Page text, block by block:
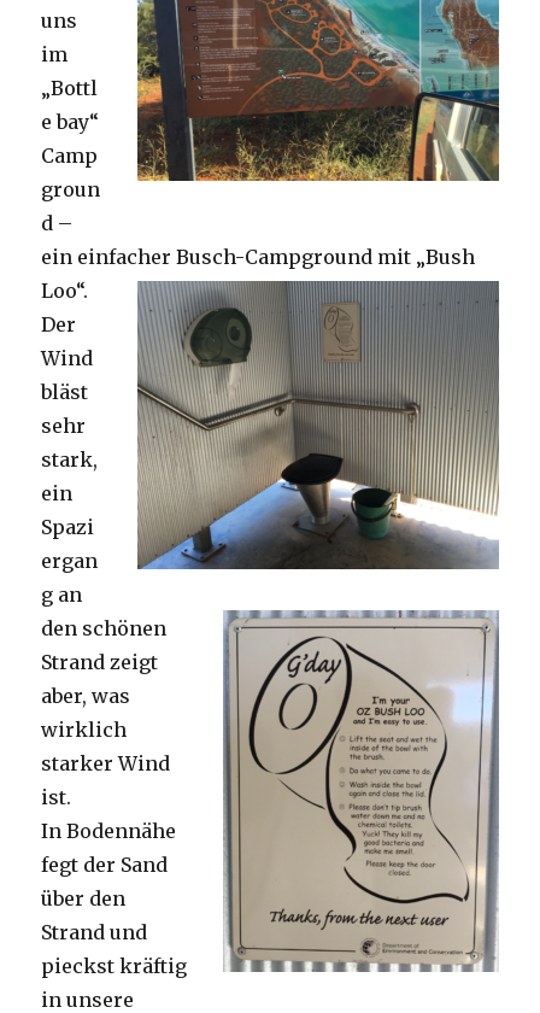
uns
im
„Bottl
e bay“
Camp
groun
d –
ein einfacher Busch-Campground mit „Bush
Loo“.
Der
Wind
bläst
sehr
stark,
ein
Spazi
ergan
g an
den schönen
Strand zeigt
aber, was
wirklich
starker Wind
ist.
In Bodennähe
fegt der Sand
über den
Strand und
pieckst kräftig
in unsere